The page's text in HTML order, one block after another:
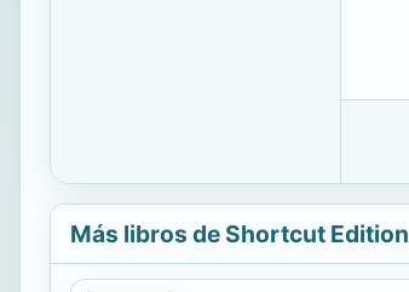
Más libros de Shortcut Edition